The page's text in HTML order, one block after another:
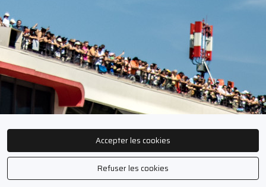
Accepter les cookies
Refuser les cookies